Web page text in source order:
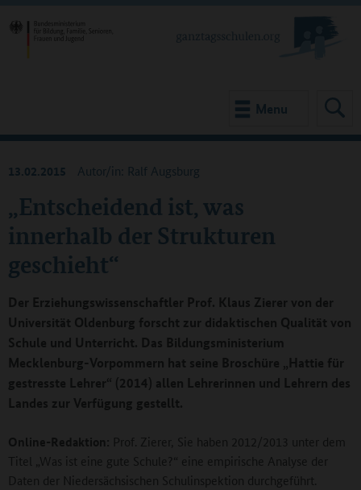
Menu
„Entscheidend ist, was
innerhalb der Strukturen
geschieht“
13.02.2015 Autor/in: Ralf Augsburg
Der Erziehungswissenschaftler Prof. Klaus Zierer von der
Universität Oldenburg forscht zur didaktischen Qualität von
Schule und Unterricht. Das Bildungsministerium
Mecklenburg-Vorpommern hat seine Broschüre „Hattie für
gestresste Lehrer“ (2014) allen Lehrerinnen und Lehrern des
Landes zur Verfügung gestellt.
Online-Redaktion: Prof. Zierer, Sie haben 2012/2013 unter dem
Titel „Was ist eine gute Schule?“ eine empirische Analyse der
Daten der Niedersächsischen Schulinspektion durchgeführt.